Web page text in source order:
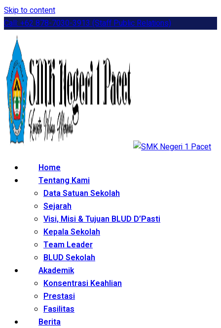
Skip to content
Call: +62 878-7030-3913 (Staff Public Relations)
Home
Tentang Kami
Data Satuan Sekolah
Sejarah
Visi, Misi & Tujuan BLUD D’Pasti
Kepala Sekolah
Team Leader
BLUD Sekolah
Akademik
Konsentrasi Keahlian
Prestasi
Fasilitas
Berita